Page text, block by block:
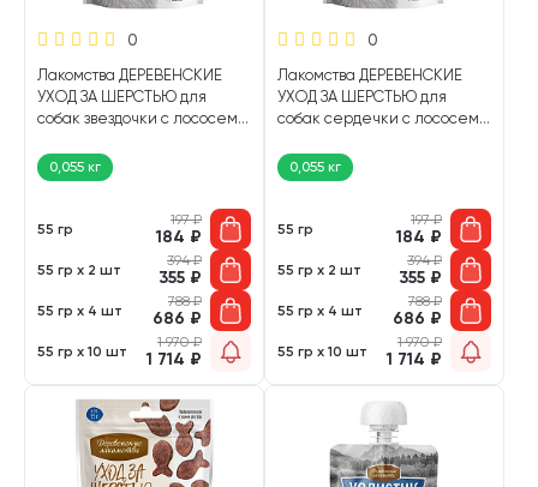
0
Лакомства ДЕРЕВЕНСКИЕ
УХОД ЗА ШЕРСТЬЮ для
собак звездочки с лососем и
0,055 кг
55 гр
197₽
184 ₽
55 гр х 2 шт
394₽
355 ₽
55 гр х 4 шт
788₽
686 ₽
55 гр х 10 шт
1 970₽
1 714 ₽
0
Лакомства ДЕРЕВЕНСКИЕ
УХОД ЗА ШЕРСТЬЮ для
собак сердечки с лососем
0,055 кг
55 гр
197₽
184 ₽
55 гр х 2 шт
394₽
355 ₽
55 гр х 4 шт
788₽
686 ₽
55 гр х 10 шт
1 970₽
1 714 ₽